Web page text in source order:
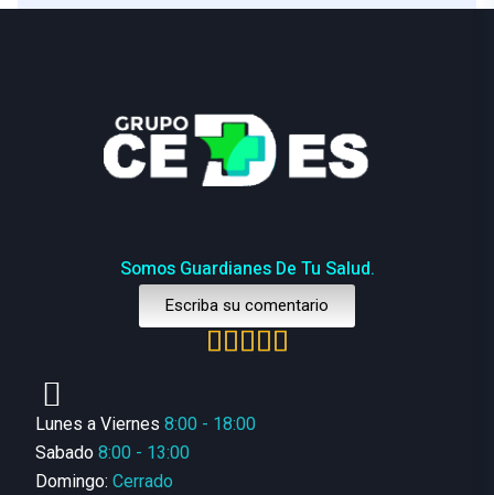
Somos Guardianes De Tu Salud.
Escriba su comentario
Lunes a Viernes 8:00 - 18:00
Sabado 8:00 - 13:00
Domingo: Cerrado